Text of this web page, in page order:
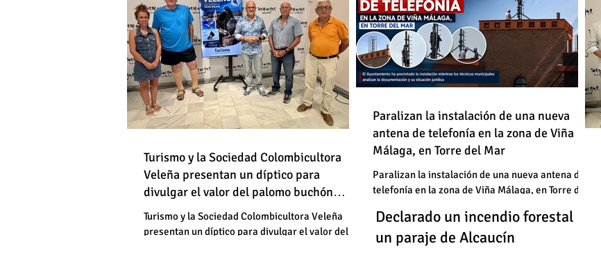
Destapan una "falsedad" de
Torrox sí se paga tasa de basura"
Declarado un incendio forestal en
un paraje de Alcaucín
Destapan una "falsedad" de
Óscar Medina y José Pino: "En
Torrox sí se paga tasa de basura"
Declarado un incendio forestal en
un paraje de Alcaucín
Turismo y la Sociedad Colombicultora
Veleña presentan un díptico para
divulgar el valor del palomo buchón
veleño
Turismo y la Sociedad Colombicultora Veleña
presentan un díptico para divulgar el valor del
Paralizan la instalación de una nueva
antena de telefonía en la zona de Viña
Málaga, en Torre del Mar
Paralizan la instalación de una nueva antena de
telefonía en la zona de Viña Málaga, en Torre del